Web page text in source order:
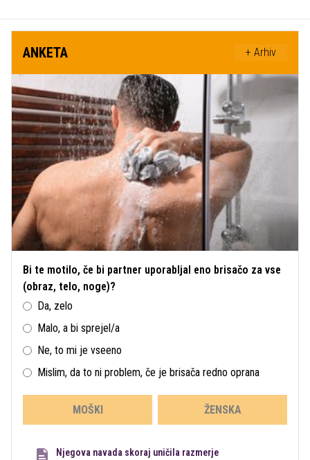
ANKETA + Arhiv
Bi te motilo, če bi partner uporabljal eno brisačo za vse
(obraz, telo, noge)?
Da, zelo
Malo, a bi sprejel/a
Ne, to mi je vseeno
Mislim, da to ni problem, če je brisača redno oprana
MOŠKI ŽENSKA
Njegova navada skoraj uničila razmerje